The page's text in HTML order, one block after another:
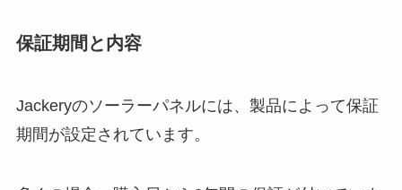
保証期間と内容
Jackeryのソーラーパネルには、製品によって保証
期間が設定されています。